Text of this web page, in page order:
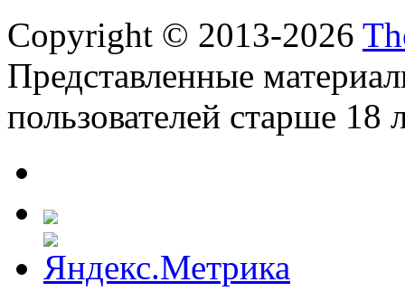
Copyright © 2013-2026
Представленные
пользователей старше 18